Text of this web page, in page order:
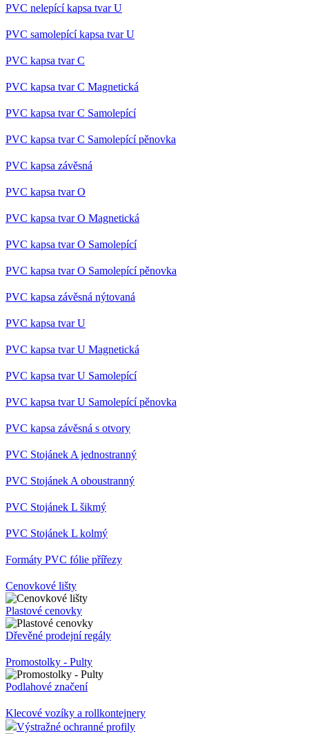
PVC nelepící kapsa tvar U
PVC samolepící kapsa tvar U
PVC kapsa tvar C
PVC kapsa tvar C Magnetická
PVC kapsa tvar C Samolepící
PVC kapsa tvar C Samolepící pěnovka
PVC kapsa závěsná
PVC kapsa tvar O
PVC kapsa tvar O Magnetická
PVC kapsa tvar O Samolepící
PVC kapsa tvar O Samolepící pěnovka
PVC kapsa závěsná nýtovaná
PVC kapsa tvar U
PVC kapsa tvar U Magnetická
PVC kapsa tvar U Samolepící
PVC kapsa tvar U Samolepící pěnovka
PVC kapsa závěsná s otvory
PVC Stojánek A jednostranný
PVC Stojánek A oboustranný
PVC Stojánek L šikmý
PVC Stojánek L kolmý
Formáty PVC fólie přířezy
Cenovkové lišty
Plastové cenovky
Dřevěné prodejní regály
Promostolky - Pulty
Podlahové značení
Klecové vozíky a rollkontejnery
Výstražné ochranné profily